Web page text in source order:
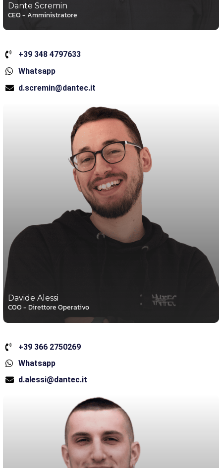
Dante Scremin
CEO - Amministratore
+39 348 4797633
Whatsapp
d.scremin@dantec.it
Davide Alessi
COO - Direttore Operativo
+39 366 2750269
Whatsapp
d.alessi@dantec.it